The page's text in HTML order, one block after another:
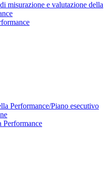
misurazione e valutazione della
Performance/Piano esecutivo
Performance